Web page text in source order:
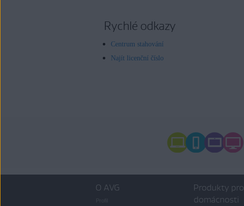
Rychlé odkazy
Centrum stahování
Najít licenční číslo
O AVG
Produkty pro
domácnosti